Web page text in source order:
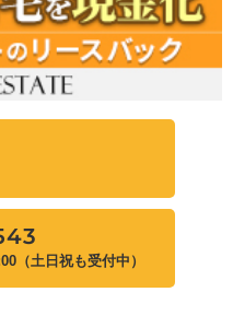
（土日祝も受付中）